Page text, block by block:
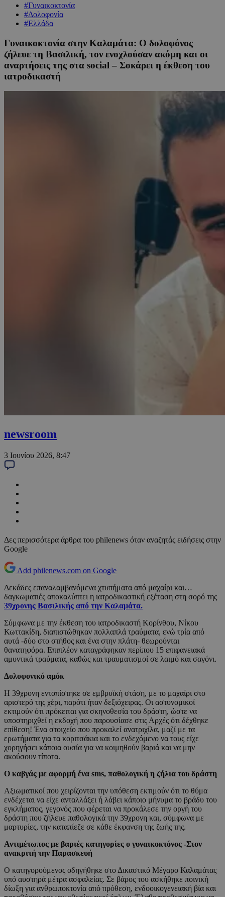
#Γυναικοκτονία
#Δολοφονία
#Ελλάδα
Γυναικοκτονία στην Καλαμάτα: Ο δολοφόνος
ζήλευε τη Βασιλική, τον ενοχλούσαν ακόμη και οι
αναρτήσεις της στα social – Σοκάρει η έκθεση του
ιατροδικαστή
newsroom
3 Ιουνίου 2026, 8:47
Δες περισσότερα άρθρα του philenews όταν αναζητάς ειδήσεις στην
Google
Add philenews.com on Google
Δεκάδες επαναλαμβανόμενα χτυπήματα από μαχαίρι και…
δαγκωματιές αποκαλύπτει η ιατροδικαστική εξέταση στη σορό της
39χρονης Βασιλικής από την Καλαμάτα.
Σύμφωνα με την έκθεση του ιατροδικαστή Κορίνθου, Νίκου
Κωττακίδη, διαπιστώθηκαν πολλαπλά τραύματα, ενώ τρία από
αυτά -δύο στο στήθος και ένα στην πλάτη- θεωρούνται
θανατηφόρα. Επιπλέον καταγράφηκαν περίπου 15 επιφανειακά
αμυντικά τραύματα, καθώς και τραυματισμοί σε λαιμό και σαγόνι.
Δολοφονικό αμόκ
Η 39χρονη εντοπίστηκε σε εμβρυϊκή στάση, με το μαχαίρι στο
αριστερό της χέρι, παρότι ήταν δεξιόχειρας. Οι αστυνομικοί
εκτιμούν ότι πρόκειται για σκηνοθεσία του δράστη, ώστε να
υποστηριχθεί η εκδοχή που παρουσίασε στις Αρχές ότι δέχθηκε
επίθεση! Ένα στοιχείο που προκαλεί ανατριχίλα, μαζί με τα
ερωτήματα για τα κοριτσάκια και το ενδεχόμενο να τους είχε
χορηγήσει κάποια ουσία για να κοιμηθούν βαριά και να μην
ακούσουν τίποτα.
Ο καβγάς με αφορμή ένα sms, παθολογική η ζήλια του δράστη
Αξιωματικοί που χειρίζονται την υπόθεση εκτιμούν ότι το θύμα
ενδέχεται να είχε ανταλλάξει ή λάβει κάποιο μήνυμα το βράδυ του
εγκλήματος, γεγονός που φέρεται να προκάλεσε την οργή του
δράστη που ζήλευε παθολογικά την 39χρονη και, σύμφωνα με
μαρτυρίες, την καταπίεζε σε κάθε έκφανση της ζωής της.
Αντιμέτωπος με βαριές κατηγορίες ο γυναικοκτόνος -Στον
ανακριτή την Παρασκευή
Ο κατηγορούμενος οδηγήθηκε στο Δικαστικό Μέγαρο Καλαμάτας
υπό αυστηρά μέτρα ασφαλείας. Σε βάρος του ασκήθηκε ποινική
δίωξη για ανθρωποκτονία από πρόθεση, ενδοοικογενειακή βία και